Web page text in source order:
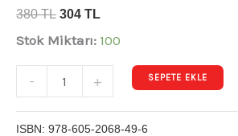
380TL 304 TL
Stok Miktarı: 100
- + SEPETE EKLE
ISBN: 978-605-2068-49-6